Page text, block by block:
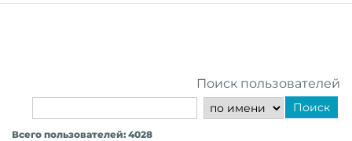
Поиск пользователей
Поиск
Всего пользователей: 4028